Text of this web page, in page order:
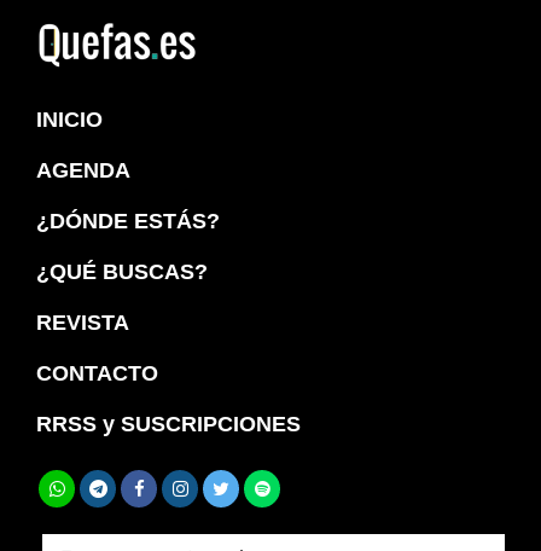
navegación
principal
principal
INICIO
AGENDA
¿DÓNDE ESTÁS?
¿QUÉ BUSCAS?
REVISTA
CONTACTO
RRSS y SUSCRIPCIONES
Buscar